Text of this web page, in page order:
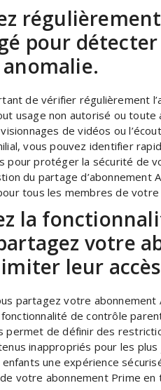
pour
de vérifier régulièrement
usage non autorisé ou toute
de vidéos ou
vous pouvez identifier
pour protéger la sécurité de
du partage d’abonnement
tous les membres de votre
la
votre
leur
partagez votre abonnement
fonctionnalité de contrôle
permet de définir des
inappropriés pour les
une expérience
votre abonnement Prime en